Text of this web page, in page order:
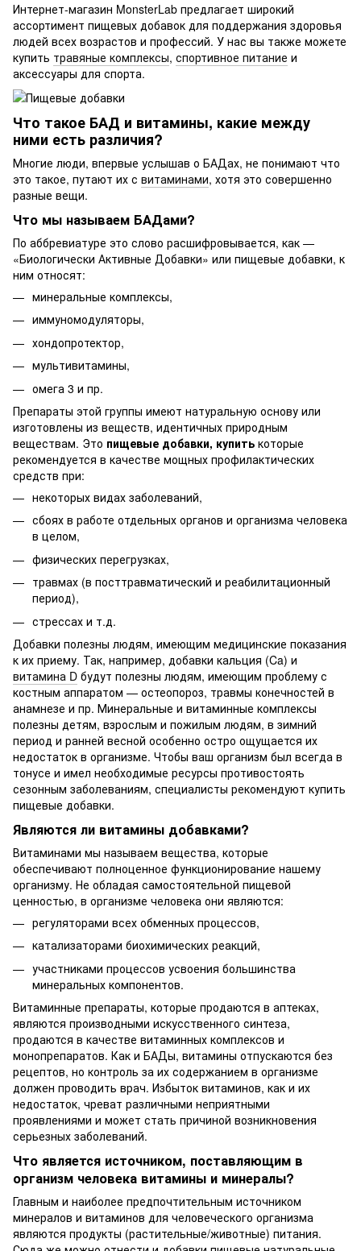
Интернет-магазин MonsterLab предлагает широкий
ассортимент пищевых добавок для поддержания здоровья
людей всех возрастов и профессий. У нас вы также можете
купить травяные комплексы, спортивное питание и
аксессуары для спорта.
Что такое БАД и витамины, какие между
ними есть различия?
Многие люди, впервые услышав о БАДах, не понимают что
это такое, путают их с витаминами, хотя это совершенно
разные вещи.
Что мы называем БАДами?
По аббревиатуре это слово расшифровывается, как —
«Биологически Активные Добавки» или пищевые добавки, к
ним относят:
минеральные комплексы,
иммуномодуляторы,
хондопротектор,
мультивитамины,
омега 3 и пр.
Препараты этой группы имеют натуральную основу или
изготовлены из веществ, идентичных природным
веществам. Это пищевые добавки, купить которые
рекомендуется в качестве мощных профилактических
средств при:
некоторых видах заболеваний,
сбоях в работе отдельных органов и организма человека
в целом,
физических перегрузках,
травмах (в посттравматический и реабилитационный
период),
стрессах и т.д.
Добавки полезны людям, имеющим медицинские показания
к их приему. Так, например, добавки кальция (Ca) и
витамина D будут полезны людям, имеющим проблему с
костным аппаратом — остеопороз, травмы конечностей в
анамнезе и пр. Минеральные и витаминные комплексы
полезны детям, взрослым и пожилым людям, в зимний
период и ранней весной особенно остро ощущается их
недостаток в организме. Чтобы ваш организм был всегда в
тонусе и имел необходимые ресурсы противостоять
сезонным заболеваниям, специалисты рекомендуют купить
пищевые добавки.
Являются ли витамины добавками?
Витаминами мы называем вещества, которые
обеспечивают полноценное функционирование нашему
организму. Не обладая самостоятельной пищевой
ценностью, в организме человека они являются:
регуляторами всех обменных процессов,
катализаторами биохимических реакций,
участниками процессов усвоения большинства
минеральных компонентов.
Витаминные препараты, которые продаются в аптеках,
являются производными искусственного синтеза,
продаются в качестве витаминных комплексов и
монопрепаратов. Как и БАДы, витамины отпускаются без
рецептов, но контроль за их содержанием в организме
должен проводить врач. Избыток витаминов, как и их
недостаток, чреват различными неприятными
проявлениями и может стать причиной возникновения
серьезных заболеваний.
Что является источником, поставляющим в
организм человека витамины и минералы?
Главным и наиболее предпочтительным источником
минералов и витаминов для человеческого организма
являются продукты (растительные/животные) питания.